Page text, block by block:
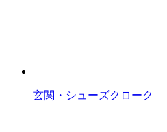
玄関・シューズクローク